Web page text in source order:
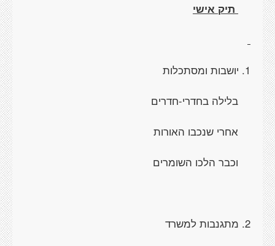
תיק אישי
1. יושבות ומסתכלות
בלילה בחדרי-חדרים
אחרי שנכבו האורות
וכבר הלכו השומרים
2. מתגנבות למשרד